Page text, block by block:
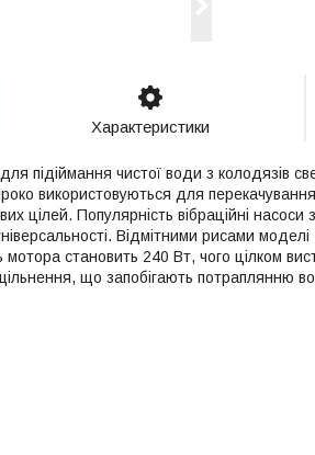
Характеристики
підіймання чистої води з колодязів
використовуються для
цілей. Популярність вібраційні насоси
Відмітними рисами
мотора становить 240 Вт, чого цілком
що запобігають потраплянню